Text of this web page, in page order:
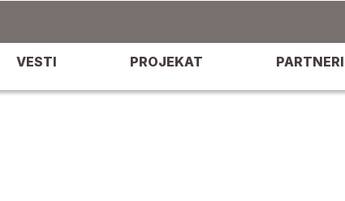
VESTI PROJEKAT PARTNERI